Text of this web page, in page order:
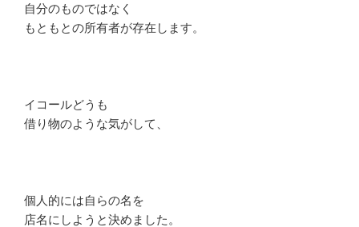
自分のものではなく
もともとの所有者が存在します。
イコールどうも
借り物のような気がして、
個人的には自らの名を
店名にしようと決めました。